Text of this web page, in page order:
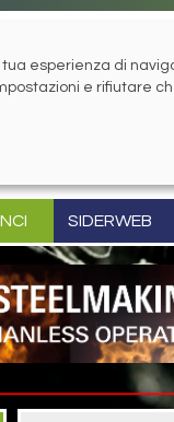
SIDERWEB
esperienza di
e rifiutare